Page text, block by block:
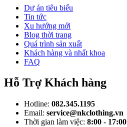
Dự án tiêu biểu
Tin tức
Xu hướng mới
Blog thời trang
Quá trình sản xuất
Khách hàng và nhất khoa
FAQ
Hỗ Trợ Khách hàng
Hotline: 082.345.1195
Email: service@nkclothing.vn
Thời gian làm việc: 8:00 - 17:00